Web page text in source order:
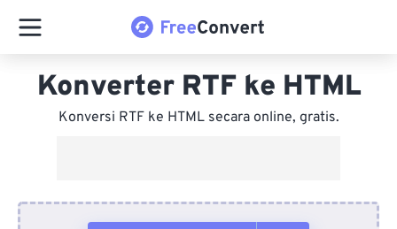
Konverter RTF ke HTML
Konversi RTF ke HTML secara online, gratis.